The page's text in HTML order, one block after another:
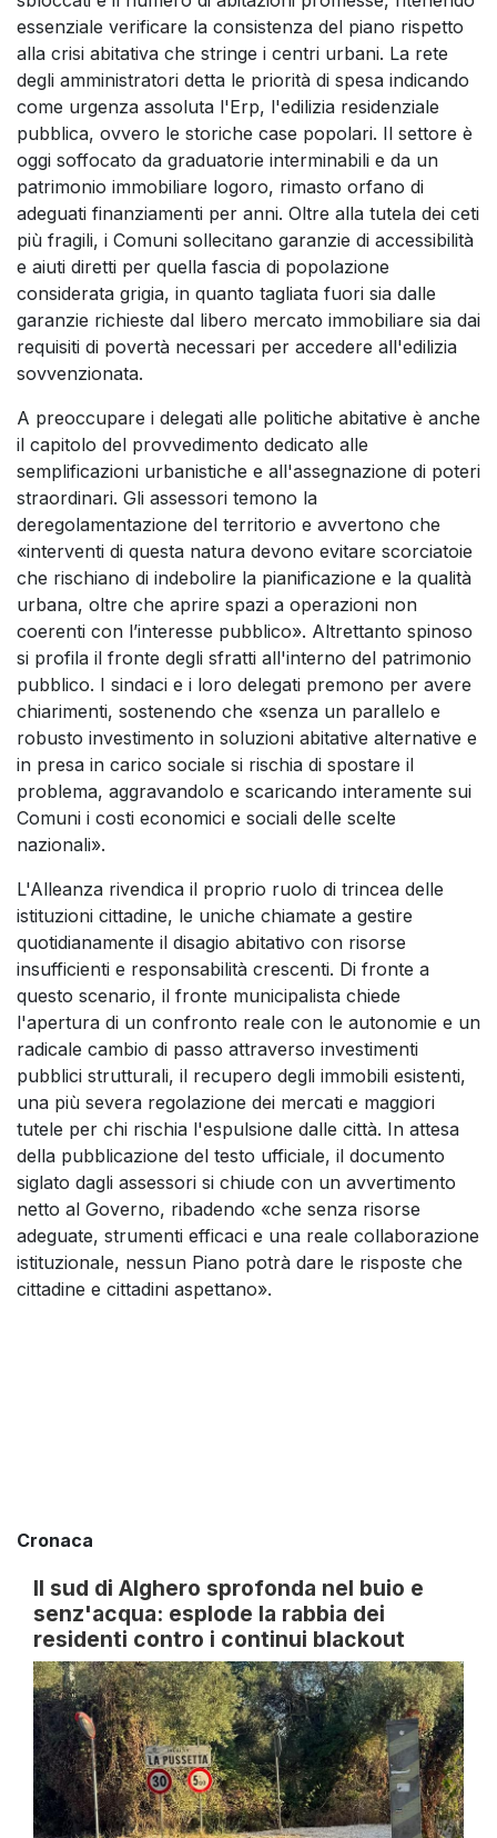
essenziale verificare la consistenza del piano rispetto
alla crisi abitativa che stringe i centri urbani. La rete
degli amministratori detta le priorità di spesa indicando
come urgenza assoluta l'Erp, l'edilizia residenziale
pubblica, ovvero le storiche case popolari. Il settore è
oggi soffocato da graduatorie interminabili e da un
patrimonio immobiliare logoro, rimasto orfano di
adeguati finanziamenti per anni. Oltre alla tutela dei ceti
più fragili, i Comuni sollecitano garanzie di accessibilità
e aiuti diretti per quella fascia di popolazione
considerata grigia, in quanto tagliata fuori sia dalle
garanzie richieste dal libero mercato immobiliare sia dai
requisiti di povertà necessari per accedere all'edilizia
sovvenzionata.
A preoccupare i delegati alle politiche abitative è anche
il capitolo del provvedimento dedicato alle
semplificazioni urbanistiche e all'assegnazione di poteri
straordinari. Gli assessori temono la
deregolamentazione del territorio e avvertono che
«interventi di questa natura devono evitare scorciatoie
che rischiano di indebolire la pianificazione e la qualità
urbana, oltre che aprire spazi a operazioni non
coerenti con l’interesse pubblico». Altrettanto spinoso
si profila il fronte degli sfratti all'interno del patrimonio
pubblico. I sindaci e i loro delegati premono per avere
chiarimenti, sostenendo che «senza un parallelo e
robusto investimento in soluzioni abitative alternative e
in presa in carico sociale si rischia di spostare il
problema, aggravandolo e scaricando interamente sui
Comuni i costi economici e sociali delle scelte
nazionali».
L'Alleanza rivendica il proprio ruolo di trincea delle
istituzioni cittadine, le uniche chiamate a gestire
quotidianamente il disagio abitativo con risorse
insufficienti e responsabilità crescenti. Di fronte a
questo scenario, il fronte municipalista chiede
l'apertura di un confronto reale con le autonomie e un
radicale cambio di passo attraverso investimenti
pubblici strutturali, il recupero degli immobili esistenti,
una più severa regolazione dei mercati e maggiori
tutele per chi rischia l'espulsione dalle città. In attesa
della pubblicazione del testo ufficiale, il documento
siglato dagli assessori si chiude con un avvertimento
netto al Governo, ribadendo «che senza risorse
adeguate, strumenti efficaci e una reale collaborazione
istituzionale, nessun Piano potrà dare le risposte che
cittadine e cittadini aspettano».
Cronaca
Il sud di Alghero sprofonda nel buio e
senz'acqua: esplode la rabbia dei
residenti contro i continui blackout